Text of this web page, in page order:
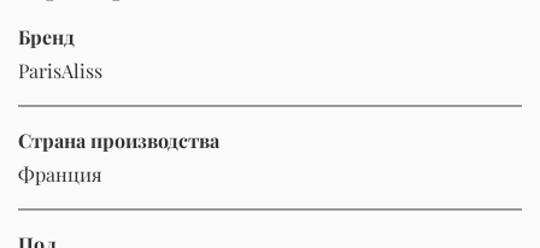
Бренд
ParisAliss
Страна производства
Франция